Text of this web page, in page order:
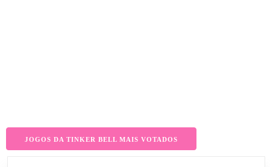
JOGOS DA TINKER BELL MAIS VOTADOS